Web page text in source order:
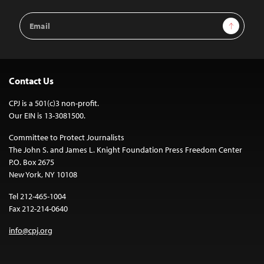
Email
Address
Sign Up
Contact Us
CPJ is a 501(c)3 non-profit.
Our EIN is 13-3081500.
Committee to Protect Journalists
The John S. and James L. Knight Foundation Press Freedom Center
P.O. Box 2675
New York, NY 10108
Tel 212-465-1004
Fax 212-214-0640
info@cpj.org